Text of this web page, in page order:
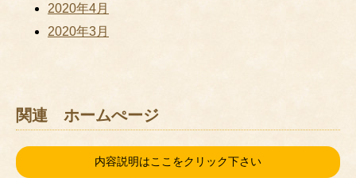
2020年4月
2020年3月
関連 ホームぺージ
内容説明はここをクリック下さい